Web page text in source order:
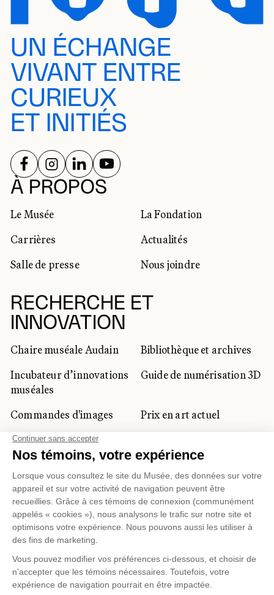
UN ÉCHANGE
VIVANT ENTRE
CURIEUX
ET INITIÉS
À PROPOS
Le Musée
La Fondation
Carrières
Actualités
Salle de presse
Nous joindre
RECHERCHE ET
INNOVATION
Chaire muséale Audain
Bibliothèque et archives
Incubateur d’innovations
muséales
Guide de numérisation 3D
Commandes d'images
Prix en art actuel
Prix Lynne-Cohen
CLIENTÈLE CORPORATIVE
ET PRIVÉE
Location d'espaces
Activités corporatives
professionnels du
tourisme
RÉSEAUX SOCIAUX
SUIVEZ-NOUS SUR
SUIVEZ-NOUS SUR
SUIVEZ-NOUS SUR
SUIVEZ-NOUS SUR